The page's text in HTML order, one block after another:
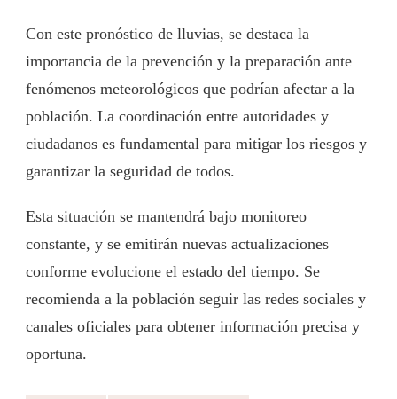
Con este pronóstico de lluvias, se destaca la
importancia de la prevención y la preparación ante
fenómenos meteorológicos que podrían afectar a la
población. La coordinación entre autoridades y
ciudadanos es fundamental para mitigar los riesgos y
garantizar la seguridad de todos.
Esta situación se mantendrá bajo monitoreo
constante, y se emitirán nuevas actualizaciones
conforme evolucione el estado del tiempo. Se
recomienda a la población seguir las redes sociales y
canales oficiales para obtener información precisa y
oportuna.